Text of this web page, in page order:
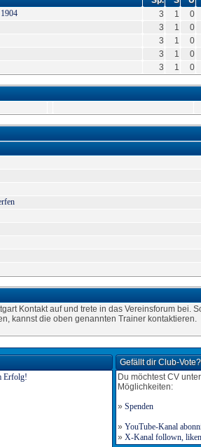
3 1 0
3 1 0
3 1 0
3 1 0
3 1 0
Kontakt auf und trete in das Vereinsforum bei.
kannst die oben genannten Trainer kontaktieren.
Gefällt dir Club-Vote?
Du möchtest CV
Möglichkeiten:
» Spenden
» YouTube-Kanal
» X-Kanal follown,